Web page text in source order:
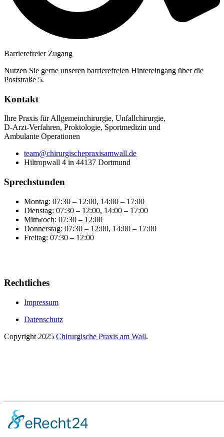
Barrierefreier Zugang
Nutzen Sie gerne unseren barrierefreien Hintereingang über die
Poststraße 5.
Kontakt
Ihre Praxis für Allgemeinchirurgie, Unfallchirurgie,
D-Arzt-Verfahren, Proktologie, Sportmedizin und
Ambulante Operationen
team@chirurgischepraxisamwall.de
Hiltropwall 4 in 44137 Dortmund
Sprechstunden
Montag: 07:30 – 12:00, 14:00 – 17:00
Dienstag: 07:30 – 12:00, 14:00 – 17:00
Mittwoch: 07:30 – 12:00
Donnerstag: 07:30 – 12:00, 14:00 – 17:00
Freitag: 07:30 – 12:00
Rechtliches
Impressum
Datenschutz
Copyright 2025 Chirurgische Praxis am Wall.